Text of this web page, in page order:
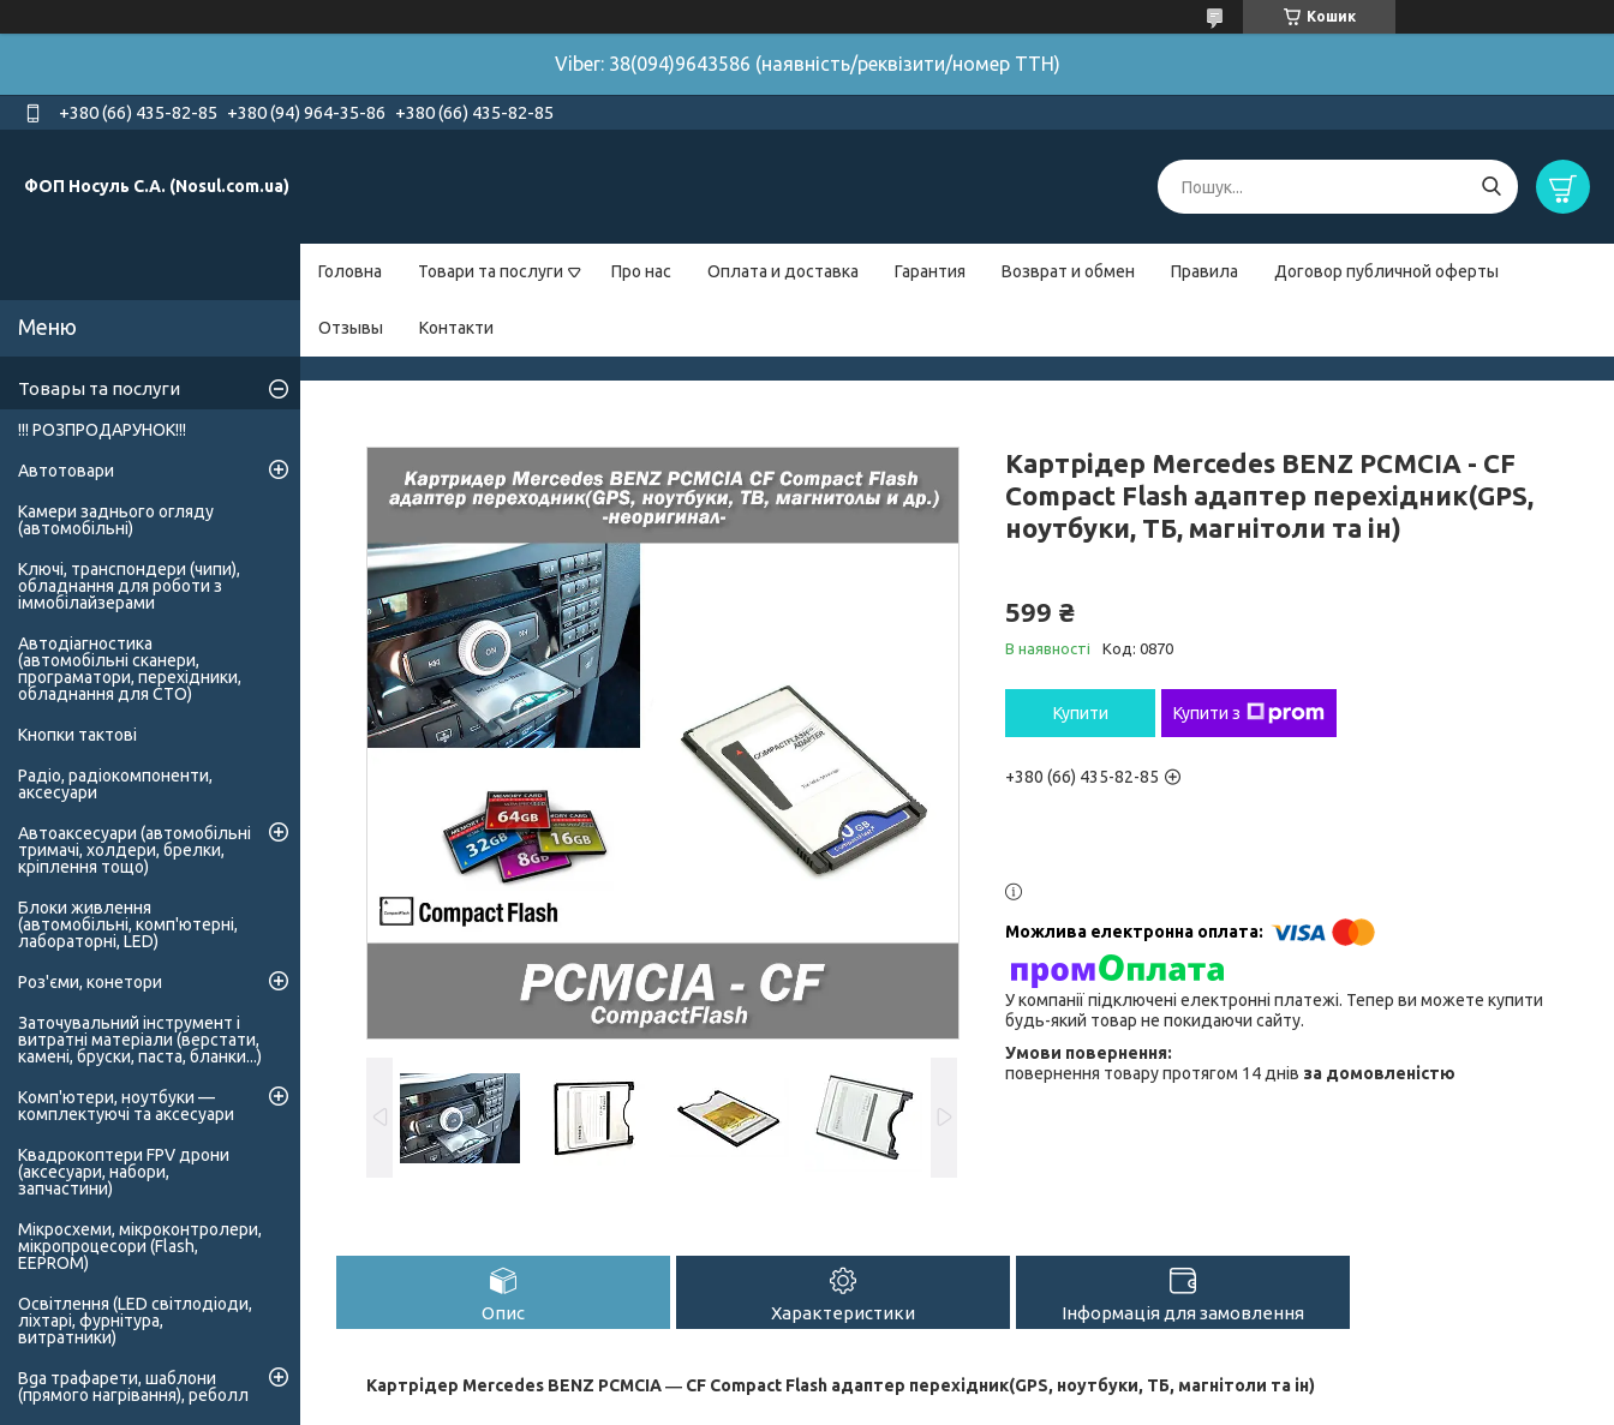
Кошик
Viber: 38(094)9643586 (наявність/реквізити/номер ТТН)
+380 (66) 435-82-85 +380 (94) 964-35-86 +380 (66) 435-82-85
ФОП Носуль С.А. (Nosul.com.ua)
Головна Товари та послуги Про нас Оплата и доставка Гарантия Возврат и обмен Правила Договор публичной оферты
Отзывы Контакти
Картрідер Mercedes BENZ PCMCIA - CF
Compact Flash адаптер перехідник(GPS,
ноутбуки, ТБ, магнітоли та ін)
599 ₴
В наявності Код: 0870
Купити Купити з
+380 (66) 435-82-85
У компанії підключені електронні платежі. Тепер ви можете купити
будь-який товар не покидаючи сайту.
повернення товару протягом 14 днів за домовленістю
Опис Характеристики Інформація для замовлення
Картрідер Mercedes BENZ PCMCIA ― CF Compact Flash адаптер перехідник(GPS, ноутбуки, ТБ, магнітоли та ін)
Товары та послуги
!!! РОЗПРОДАРУНОК!!!
Автотовари
Камери заднього огляду
(автомобільні)
Ключі, транспондери (чипи),
обладнання для роботи з
іммобілайзерами
Автодіагностика
(автомобільні сканери,
програматори, перехідники,
обладнання для СТО)
Кнопки тактові
Радіо, радіокомпоненти,
аксесуари
Автоаксесуари (автомобільні
тримачі, холдери, брелки,
кріплення тощо)
Блоки живлення
(автомобільні, комп'ютерні,
лабораторні, LED)
Роз'єми, конетори
Заточувальний інструмент і
витратні матеріали (верстати,
камені, бруски, паста, бланки...)
Комп'ютери, ноутбуки —
комплектуючі та аксесуари
Квадрокоптери FPV дрони
(аксесуари, набори,
запчастини)
Мікросхеми, мікроконтролери,
мікропроцесори (Flash,
EEPROM)
Освітлення (LED світлодіоди,
ліхтарі, фурнітура,
витратники)
Bga трафарети, шаблони
(прямого нагрівання), реболл